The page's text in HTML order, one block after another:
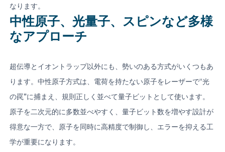
なります。
中性原子、光量子、スピンなど多様
なアプローチ
超伝導とイオントラップ以外にも、勢いのある方式がいくつもあ
ります。中性原子方式は、電荷を持たない原子をレーザーで“光
の罠”に捕まえ、規則正しく並べて量子ビットとして使います。
原子を二次元的に多数並べやすく、量子ビット数を増やす設計が
得意な一方で、原子を同時に高精度で制御し、エラーを抑える工
学が重要になります。